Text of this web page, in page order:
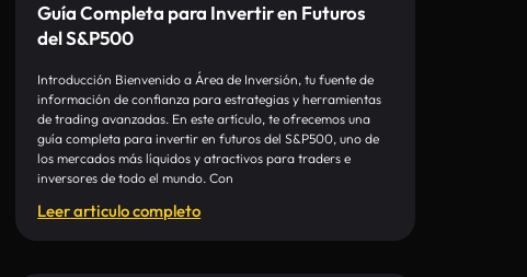
Guía Completa para Invertir en Futuros
del S&P500
Introducción Bienvenido a Área de Inversión, tu fuente de
información de confianza para estrategias y herramientas
de trading avanzadas. En este artículo, te ofrecemos una
guía completa para invertir en futuros del S&P500, uno de
los mercados más líquidos y atractivos para traders e
inversores de todo el mundo. Con
Leer articulo completo